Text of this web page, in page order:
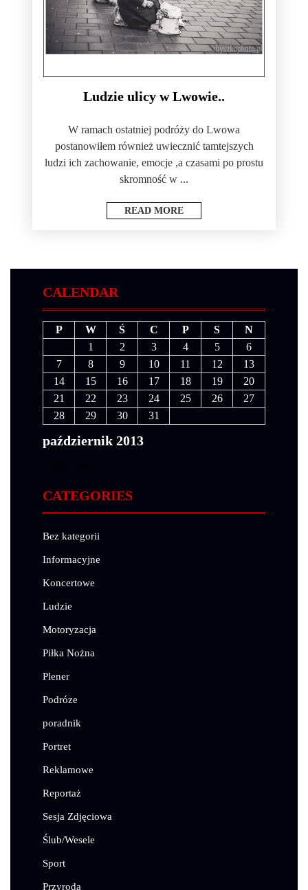
Ludzie ulicy w Lwowie..
W ramach ostatniej podróży do Lwowa
postanowiłem również uwiecznić tamtejszych
ludzi ich zachowanie, emocje ,a czasami po prostu
skromność w ...
READ MORE
CALENDAR
październik 2013
P W Ś C P S
N
1
2 3 4 5
6
7
8 9 10 11 12
13
14
15 16 17 18 19
20
21
22 23 24 25 26
27
28
29 30 31
CATEGORIES
Bez kategorii
Informacyjne
Koncertowe
Ludzie
Motoryzacja
Piłka Nożna
Plener
Podróze
poradnik
Portret
Reklamowe
Reportaż
Sesja Zdjęciowa
Ślub/Wesele
Sport
Przyroda